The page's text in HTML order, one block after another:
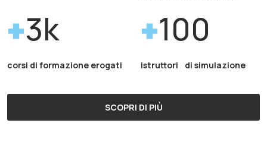
3k
corsi di formazione erogati
100
istruttori di simulazione
SCOPRI DI PIÙ